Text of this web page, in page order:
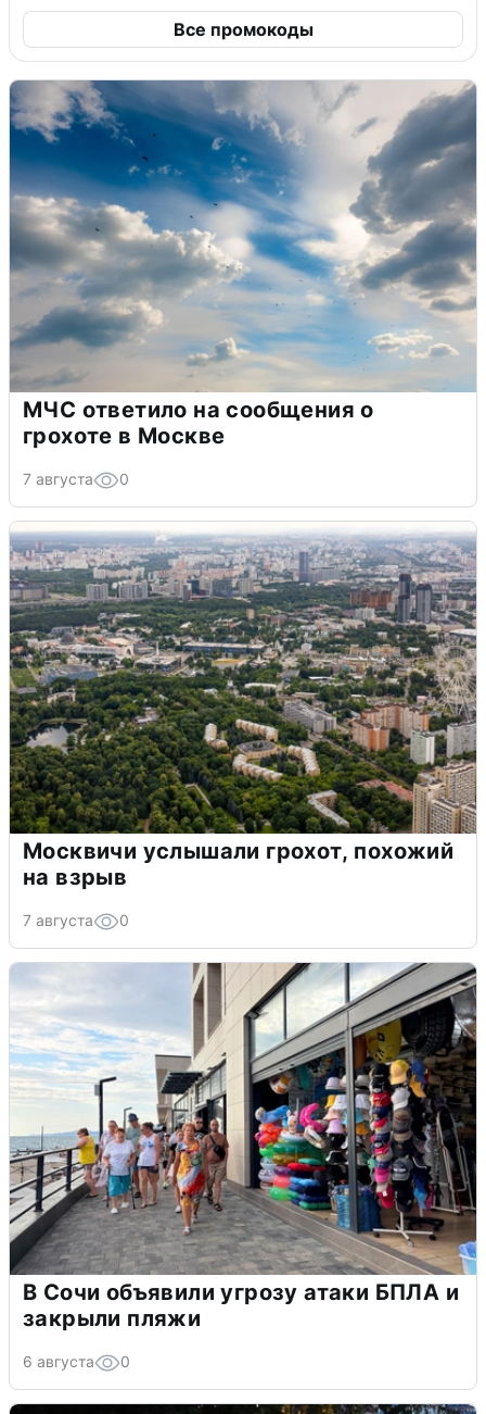
Все промокоды
МЧС ответило на сообщения о
грохоте в Москве
7 августа 0
Москвичи услышали грохот, похожий
на взрыв
7 августа 0
В Сочи объявили угрозу атаки БПЛА и
закрыли пляжи
6 августа 0